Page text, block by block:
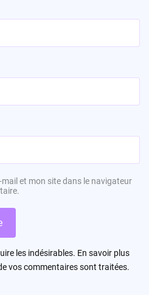
et mon site dans le navigateur
les indésirables. En savoir plus
vos commentaires sont traitées.